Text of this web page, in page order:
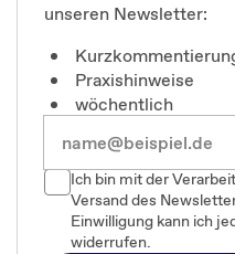
unseren Newsletter:
Praxishinweise
wöchentlich
Ich bin mit der
Versand des
Einwilligung kann ich
widerrufen.